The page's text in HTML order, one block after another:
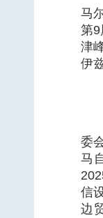
马
第
津
伊
委
马
信
边